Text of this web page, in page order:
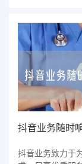
抖音业务随时
抖音业务致力于